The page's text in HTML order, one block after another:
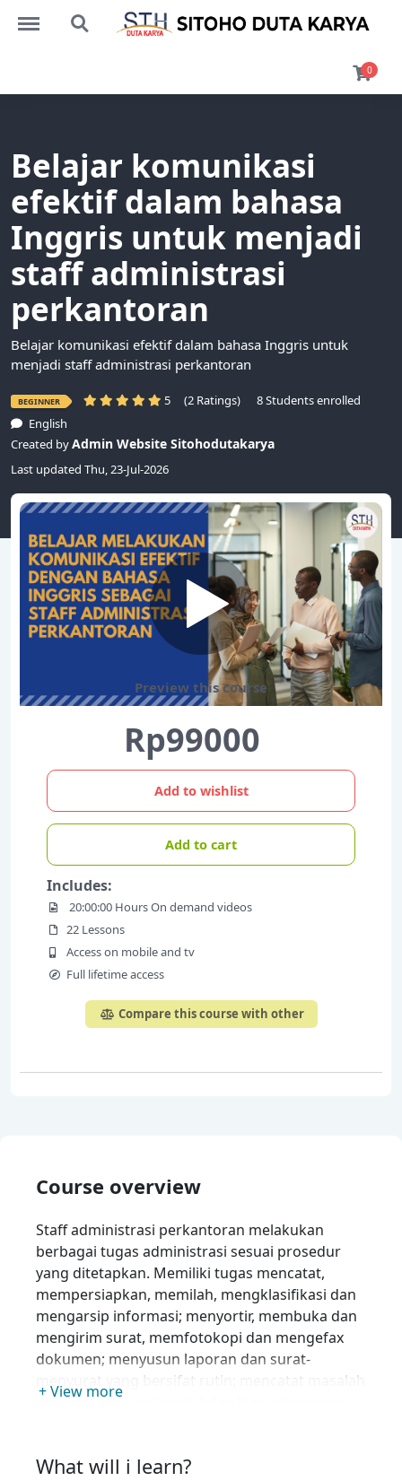
Menu Search
0
Belajar komunikasi
efektif dalam bahasa
Inggris untuk menjadi
staff administrasi
perkantoran
Belajar komunikasi efektif dalam bahasa Inggris untuk
menjadi staff administrasi perkantoran
BEGINNER 5 (2 Ratings)
8 Students enrolled
English
Created byAdmin Website Sitohodutakarya
Last updated Thu, 23-Jul-2026
+ View more
Course overview
Staff administrasi perkantoran melakukan
berbagai tugas administrasi sesuai prosedur
yang ditetapkan. Memiliki tugas mencatat,
mempersiapkan, memilah, mengklasifikasi dan
mengarsip informasi; menyortir, membuka dan
mengirim surat, memfotokopi dan mengefax
dokumen; menyusun laporan dan surat-
menyurat yang bersifat rutin; mencatat masalah
perlengkapan untuk staf dan lain sebagainya.
ungkapan-ungkapan umum dalam bertelepon,
What will i learn?
Preview this course
Rp99000
Add to wishlist
Add to cart
Includes:
20:00:00 Hours On demand videos
22 Lessons
Access on mobile and tv
Full lifetime access
Compare this course with other